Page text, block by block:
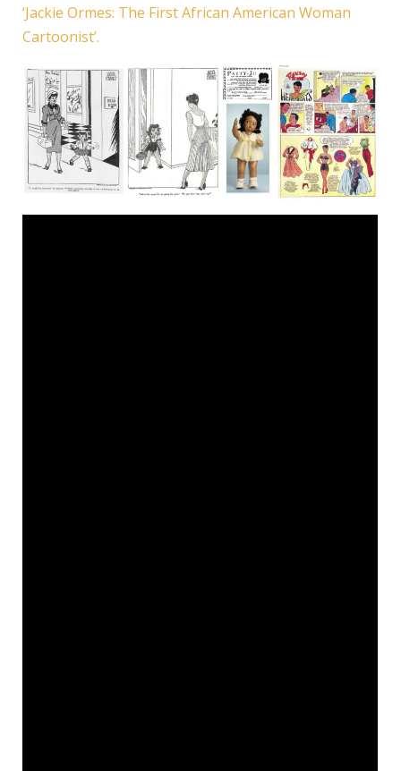
‘Jackie Ormes: The First African American Woman
Cartoonist’.